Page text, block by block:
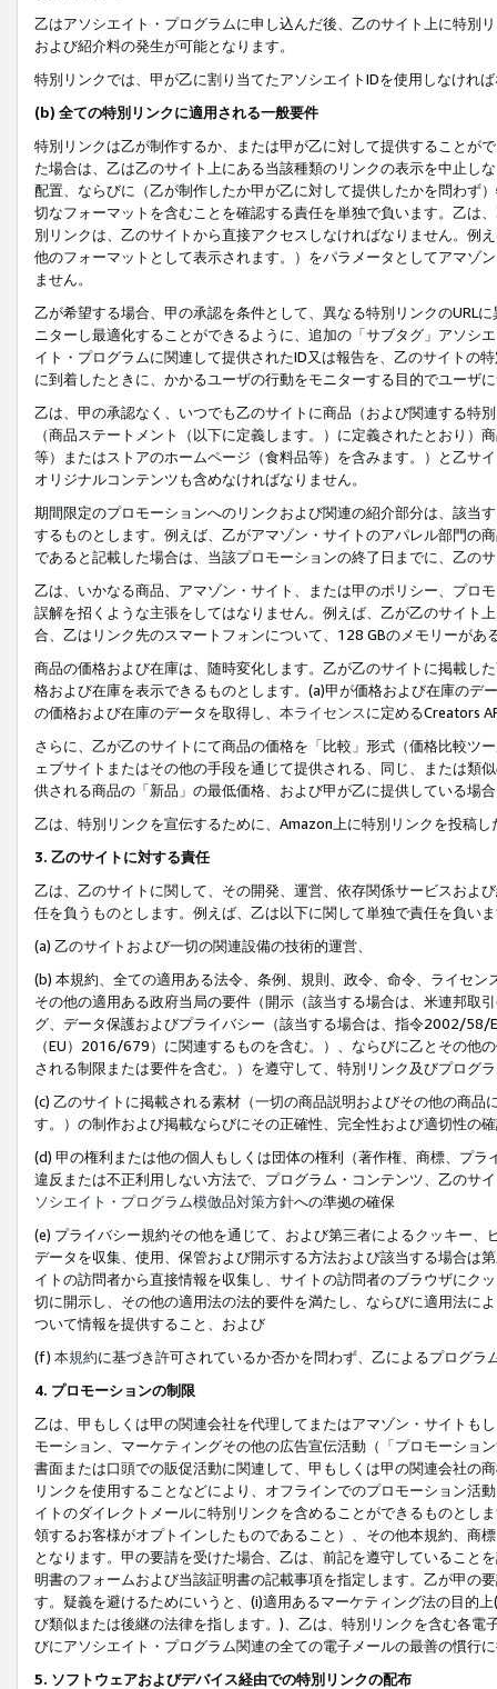
乙はアソシエイト・プログラムに申し込んだ後、乙のサイト上に特別
および紹介料の発生が可能となります。
特別リンクでは、甲が乙に割り当てたアソシエイトIDを使用しなけれ
(b) 全ての特別リンクに適用される一般要件
特別リンクは乙が制作するか、または甲が乙に対して提供することが
た場合は、乙は乙のサイト上にある当該種類のリンクの表示を中止し
配置、ならびに（乙が制作したか甲が乙に対して提供したかを問わず
切なフォーマットを含むことを確認する責任を単独で負います。乙は
別リンクは、乙のサイトから直接アクセスしなければなりません。例
他のフォーマットとして表示されます。）をパラメータとしてアマゾ
ません。
乙が希望する場合、甲の承認を条件として、異なる特別リンクのURL
ニターし最適化することができるように、追加の「サブタグ」アソシ
イト・プログラムに関連して提供されたID又は報告を、乙のサイトの
に到着したときに、かかるユーザの行動をモニターする目的でユーザ
乙は、甲の承認なく、いつでも乙のサイトに商品（および関連する特
（商品ステートメント（以下に定義します。）に定義されたとおり
等）またはストアのホームページ（食料品等）を含みます。）と乙サ
オリジナルコンテンツも含めなければなりません。
期間限定のプロモーションへのリンクおよび関連の紹介部分は、該当
するものとします。例えば、乙がアマゾン・サイトのアパレル部門の
であると記載した場合は、当該プロモーションの終了日までに、乙の
乙は、いかなる商品、アマゾン・サイト、または甲のポリシー、プロ
誤解を招くような主張をしてはなりません。例えば、乙が乙のサイト
合、乙はリンク先のスマートフォンについて、128 GBのメモリーがあ
商品の価格および在庫は、随時変化します。乙が乙のサイトに掲載し
格および在庫を表示できるものとします。(a)甲が価格および在庫の
の価格および在庫のデータを取得し、 本ライセンスに定めるCreators
さらに、乙が乙のサイトにて商品の価格を「比較」形式（価格比較ツ
ェブサイトまたはその他の手段を通じて提供される、同じ、または類
供される商品の「新品」の最低価格、および甲が乙に提供している場
乙は、特別リンクを宣伝するために、Amazon上に特別リンクを投稿
3. 乙のサイトに対する責任
乙は、乙のサイトに関して、その開発、運営、依存関係サービスおよ
任を負うものとします。例えば、乙は以下に関して単独で責任を負い
(a) 乙のサイトおよび一切の関連設備の技術的運営、
(b) 本規約、全ての適用ある法令、条例、規則、政令、命令、ライセ
その他の適用ある政府当局の要件（開示（該当する場合は、米連邦取
グ、データ保護およびプライバシー（該当する場合は、指令2002/58/
（EU）2016/679）に関連するものを含む。）、ならびに乙とその他
される制限または要件を含む。）を遵守して、特別リンク及びプログ
(c) 乙のサイトに掲載される素材（一切の商品説明およびその他の商
す。）の制作および掲載ならびにその正確性、完全性および適切性の
(d) 甲の権利または他の個人もしくは団体の権利（著作権、商標、プ
違反または不正利用しない方法で、プログラム・コンテンツ、乙のサ
ソシエイト・プログラム模倣品対策方針への準拠の確保
(e) プライバシー規約その他を通じて、および第三者によるクッキー
データを収集、使用、保管および開示する方法および該当する場合は
イトの訪問者から直接情報を収集し、サイトの訪問者のブラウザにク
切に開示し、その他の適用法の法的要件を満たし、ならびに適用法に
ついて情報を提供すること、および
(f) 本規約に基づき許可されているか否かを問わず、乙によるプログ
4. プロモーションの制限
乙は、甲もしくは甲の関連会社を代理してまたはアマゾン・サイトも
モーション、マーケティングその他の広告宣伝活動（「プロモーショ
書面または口頭での販促活動に関連して、甲もしくは甲の関連会社の
リンクを使用することなどにより、オフラインでのプロモーション活
イトのダイレクトメールに特別リンクを含めることができるものとし
領するお客様がオプトインしたものであること）、その他本規約、商
となります。甲の要請を受けた場合、乙は、前記を遵守していること
明書のフォームおよび当該証明書の記載事項を指定します。乙が甲の
す。疑義を避けるためにいうと、(i)適用あるマーケティング法の目的
び類似または後継の法律を指します。)、乙は、特別リンクを含む各
びにアソシエイト・プログラム関連の全ての電子メールの最善の慣行
5. ソフトウェアおよびデバイス経由での特別リンクの配布